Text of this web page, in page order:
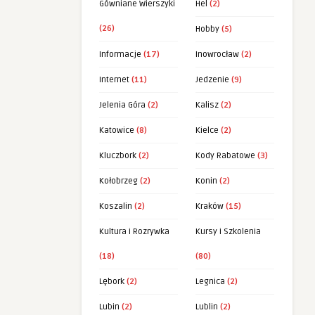
Gówniane Wierszyki
(26)
Hel (2)
Hobby (5)
Informacje (17) Inowrocław (2)
Internet (11) Jedzenie (9)
Jelenia Góra (2) Kalisz (2)
Katowice (8) Kielce (2)
Kluczbork (2) Kody Rabatowe (3)
Kołobrzeg (2) Konin (2)
Koszalin (2) Kraków (15)
Kultura i Rozrywka
(18)
Kursy i Szkolenia
(80)
Lębork (2) Legnica (2)
Lubin (2) Lublin (2)